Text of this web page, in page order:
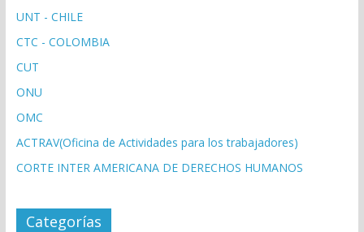
UNT - CHILE
CTC - COLOMBIA
CUT
ONU
OMC
ACTRAV(Oficina de Actividades para los trabajadores)
CORTE INTER AMERICANA DE DERECHOS HUMANOS
Categorías